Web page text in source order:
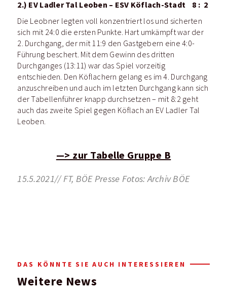
2.) EV Ladler Tal Leoben – ESV Köflach-Stadt 8 : 2
Die Leobner legten voll konzentriert los und sicherten
sich mit 24:0 die ersten Punkte. Hart umkämpft war der
2. Durchgang, der mit 11:9 den Gastgebern eine 4:0-
Führung beschert. Mit dem Gewinn des dritten
Durchganges (13:11) war das Spiel vorzeitig
entschieden. Den Köflachern gelang es im 4. Durchgang
anzuschreiben und auch im letzten Durchgang kann sich
der Tabellenführer knapp durchsetzen – mit 8:2 geht
auch das zweite Spiel gegen Köflach an EV Ladler Tal
Leoben.
—> zur Tabelle Gruppe B
15.5.2021// FT, BÖE Presse Fotos: Archiv BÖE
DAS KÖNNTE SIE AUCH INTERESSIEREN
Weitere News